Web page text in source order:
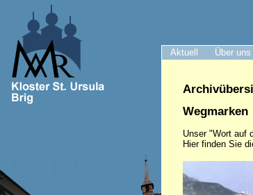
Aktuell Über uns
Wegmarken
Unser "Wort auf
Hier finden Sie